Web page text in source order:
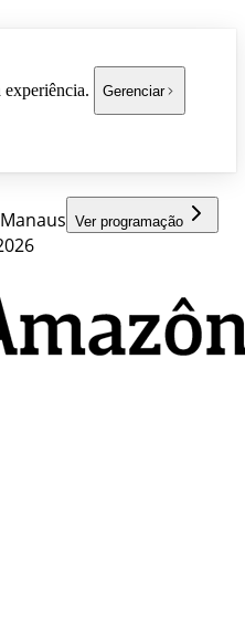
experiência. Gerenciar
Manaus Ver programação